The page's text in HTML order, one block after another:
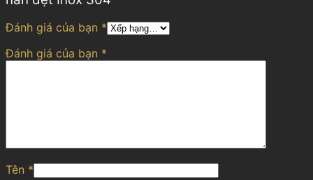
Đánh giá của bạn *
Đánh giá của bạn *
Tên *